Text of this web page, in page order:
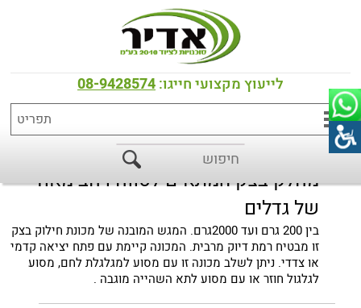
לייעוץ מקצועי חייגו:08-9428574
כל המוצרים>שקילה, חיתוך וכדרור בצק
מחלק בצק וולומטרי תוצרת חברת POLIN
מחלק בצק המתאים לטווח רחב מאוד
של גדלים
בין 200 גרם ועד 2000גרם. המגש המובנה של מכונת חילוק בצק
זו מבטיח רמת דיוק מרבית. המכונה קיימת עם פתח יציאה קדמי
או צדדי. ניתן לשלב מכונה זו עם מסוע למגלגלת לחם, מסוע
לגלגול חוזר או עם מסוע לתא השהייה מוגבה .